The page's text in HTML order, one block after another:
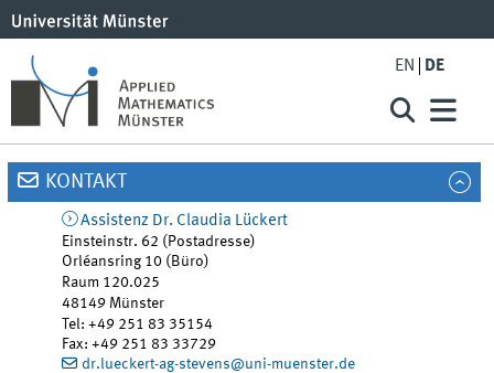
EN DE
KONTAKT
Assistenz Dr. Claudia Lückert
Einsteinstr. 62 (Postadresse)
Orléansring 10 (Büro)
Raum 120.025
48149 Münster
Tel:+49 251 83 35154
Fax:+49 251 83 33729
dr.lueckert-ag-stevens@uni-muenster.de